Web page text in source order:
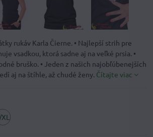
rukáv Karla Čierne. • Najlepší strih pre
vsadkou, ktorá sadne aj na veľké prsia. •
bruško. • Jeden z našich najobľúbenejších
aj na štíhle, až chudé ženy. Čítajte viac